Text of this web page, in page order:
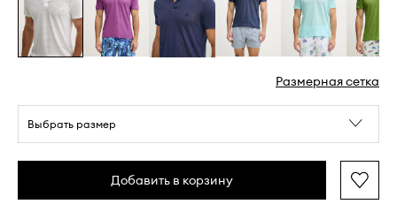
Размерная сетка
Выбрать размер
Добавить в корзину